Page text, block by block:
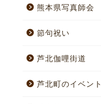
熊本県写真師会
節句祝い
芦北伽哩街道
芦北町のイベント